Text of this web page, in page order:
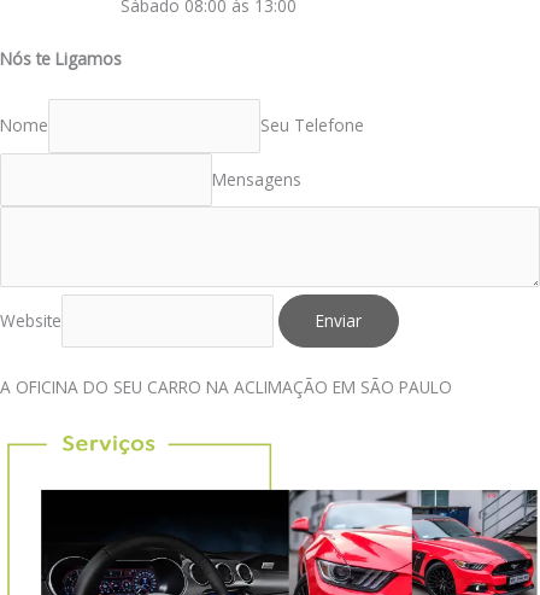
Sábado 08:00 às 13:00
Nós te Ligamos
Nome Seu Telefone
Mensagens
Website Enviar
A OFICINA DO SEU CARRO NA ACLIMAÇÃO EM SÃO PAULO